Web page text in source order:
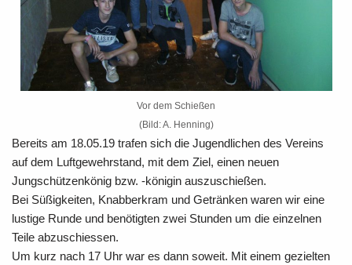
Vor dem Schießen
(Bild: A. Henning)
Bereits am 18.05.19 trafen sich die Jugendlichen des Vereins
auf dem Luftgewehrstand, mit dem Ziel, einen neuen
Jungschützenkönig bzw. -königin auszuschießen.
Bei Süßigkeiten, Knabberkram und Getränken waren wir eine
lustige Runde und benötigten zwei Stunden um die einzelnen
Teile abzuschiessen.
Um kurz nach 17 Uhr war es dann soweit. Mit einem gezielten